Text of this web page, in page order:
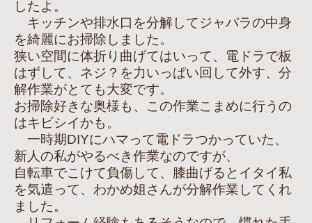
したよ。
キッチンや排水口を分解してジャバラの中身
を綺麗にお掃除しました。
狭い空間に体折り曲げてはいって、電ドラで板
はずして、ネジ？を力いっぱい回して外す、分
解作業がとても大変です。
お掃除好きな奥様も、この作業こまめに行うの
はキビシイかも。
一時期DIYにハマって電ドラつかっていた、
新人の私がやるべき作業なのですが、
自転車でこけて負傷して、膝曲げるとイタイ私
を気遣って、わかめ姐さんが分解作業してくれ
ました。